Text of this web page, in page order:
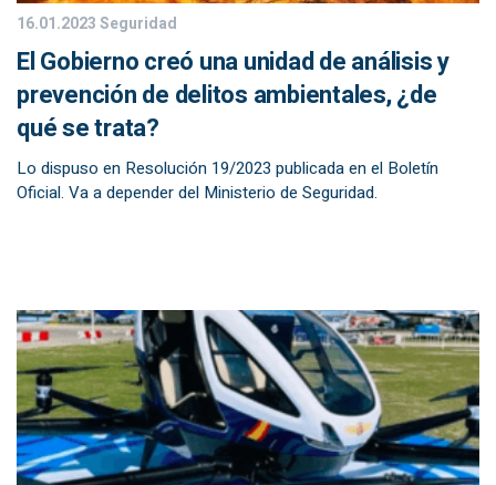
16.01.2023Seguridad
El Gobierno creó una unidad de análisis y
prevención de delitos ambientales, ¿de
qué se trata?
Lo dispuso en Resolución 19/2023 publicada en el Boletín
Oficial. Va a depender del Ministerio de Seguridad.